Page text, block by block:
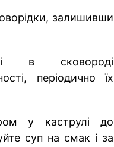
залишивши
в сковороді
періодично їх
у каструлі до
суп на смак і за